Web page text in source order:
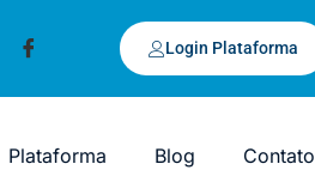
Login Plataforma
Plataforma Blog Contato